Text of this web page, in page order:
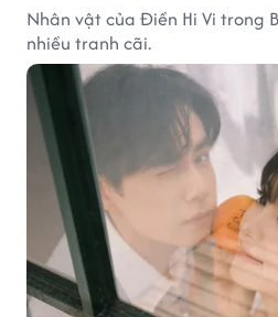
Nhân vật của Điền Hi Vi trong
nhiều tranh cãi.